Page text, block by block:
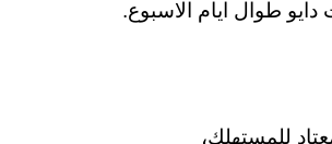
طوال ايام الاسبوع.
للمستهلك،